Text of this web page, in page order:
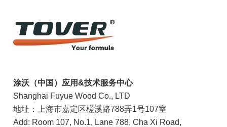
涂沃（中国）应用&技术服务中心
Shanghai Fuyue Wood Co., LTD
地址：上海市嘉定区槎溪路788弄1号107室
Add: Room 107, No.1, Lane 788, Cha Xi Road,